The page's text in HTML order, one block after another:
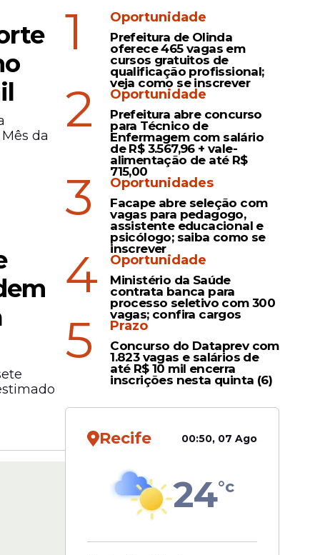
da
1 Oportunidade
Prefeitura de Olinda
oferece 465 vagas em
cursos gratuitos de
qualificação profissional;
veja como se inscrever
2 Oportunidade
Prefeitura abre concurso
para Técnico de
Enfermagem com salário
de R$ 3.567,96 + vale-
alimentação de até R$
715,00
3 Oportunidades
Facape abre seleção com
vagas para pedagogo,
assistente educacional e
psicólogo; saiba como se
inscrever
4 Oportunidade
Ministério da Saúde
contrata banca para
processo seletivo com 300
vagas; confira cargos
5 Prazo
Concurso do Dataprev com
1.823 vagas e salários de
até R$ 10 mil encerra
inscrições nesta quinta (6)
Recife 00:50, 07 Ago
24°c